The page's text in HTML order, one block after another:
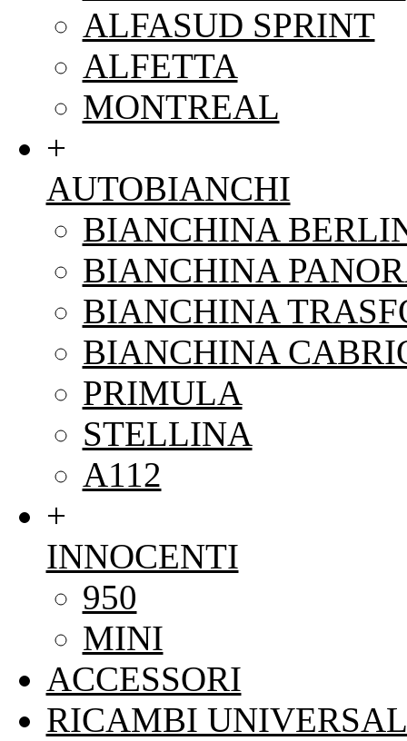
ALFASUD SPRINT
ALFETTA
MONTREAL
+
AUTOBIANCHI
BIANCHINA
BIANCHINA
BIANCHINA
BIANCHINA
PRIMULA
STELLINA
A112
+
INNOCENTI
950
MINI
ACCESSORI
RICAMBI